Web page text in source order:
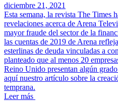
diciembre 21, 2021
Esta semana, la revista The Times
revelaciones acerca de Arena
mayor fraude del sector de la
las cuentas de 2019 de Arena
esterlinas de deuda vinculadas a
planteado que al menos 20
Reino Unido presentan algún
aquí nuestro artículo sobre la
temprana.
Leer más